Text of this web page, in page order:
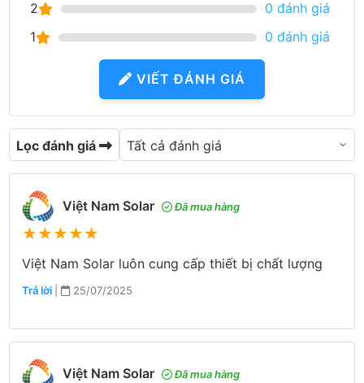
2
0 đánh giá
1
0 đánh giá
VIẾT ĐÁNH GIÁ
Lọc đánh giá
Việt Nam Solar Đã mua hàng
★★★★★
Việt Nam Solar luôn cung cấp thiết bị chất lượng
Trả lời | 25/07/2025
Việt Nam Solar Đã mua hàng